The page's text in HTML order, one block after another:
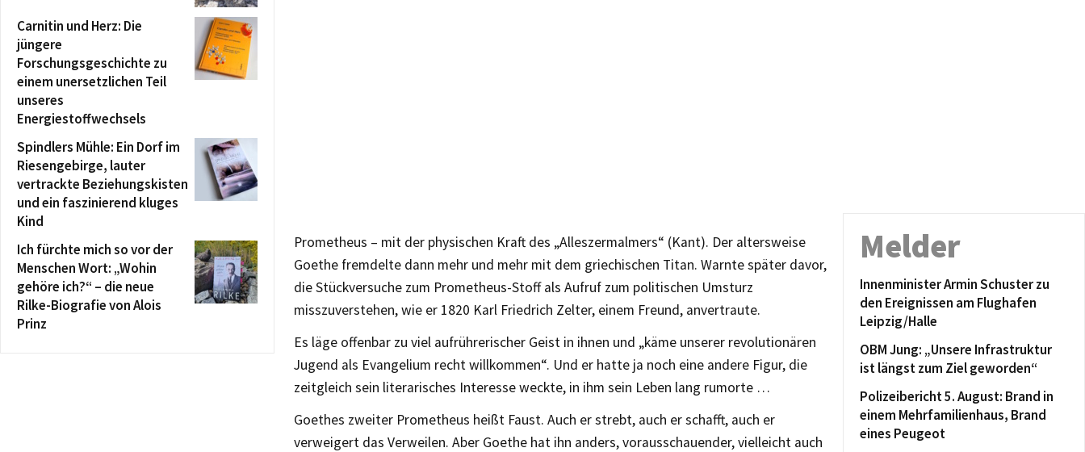
Prometheus – mit der physischen Kraft des „Alleszermalmers“ (Kant). Der altersweise
Goethe fremdelte dann mehr und mehr mit dem griechischen Titan. Warnte später davor,
die Stückversuche zum Prometheus-Stoff als Aufruf zum politischen Umsturz
misszuverstehen, wie er 1820 Karl Friedrich Zelter, einem Freund, anvertraute.
Es läge offenbar zu viel aufrührerischer Geist in ihnen und „käme unserer revolutionären
Jugend als Evangelium recht willkommen“. Und er hatte ja noch eine andere Figur, die
zeitgleich sein literarisches Interesse weckte, in ihm sein Leben lang rumorte …
Goethes zweiter Prometheus heißt Faust. Auch er strebt, auch er schafft, auch er
verweigert das Verweilen. Aber Goethe hat ihn anders, vorausschauender, vielleicht auch
Carnitin und Herz: Die
jüngere
Forschungsgeschichte zu
einem unersetzlichen Teil
unseres
Energiestoffwechsels
Spindlers Mühle: Ein Dorf im
Riesengebirge, lauter
vertrackte Beziehungskisten
und ein faszinierend kluges
Kind
Ich fürchte mich so vor der
Menschen Wort: „Wohin
gehöre ich?“ – die neue
Rilke-Biografie von Alois
Prinz
Melder
Innenminister Armin Schuster zu
den Ereignissen am Flughafen
Leipzig/Halle
OBM Jung: „Unsere Infrastruktur
ist längst zum Ziel geworden“
Polizeibericht 5. August: Brand in
einem Mehrfamilienhaus, Brand
eines Peugeot